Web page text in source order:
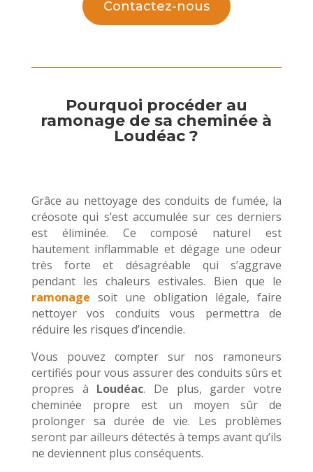
Contactez-nous
Pourquoi procéder au
ramonage de sa cheminée à
Loudéac ?
Grâce au nettoyage des conduits de fumée, la
créosote qui s’est accumulée sur ces derniers
est éliminée. Ce composé naturel est
hautement inflammable et dégage une odeur
très forte et désagréable qui s’aggrave
pendant les chaleurs estivales. Bien que le
ramonage soit une obligation légale, faire
nettoyer vos conduits vous permettra de
réduire les risques d’incendie.
Vous pouvez compter sur nos ramoneurs
certifiés pour vous assurer des conduits sûrs et
propres à Loudéac. De plus, garder votre
cheminée propre est un moyen sûr de
prolonger sa durée de vie. Les problèmes
seront par ailleurs détectés à temps avant qu’ils
ne deviennent plus conséquents.